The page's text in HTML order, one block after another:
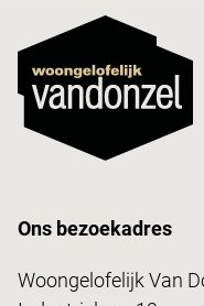
Ons bezoekadres
Woongelofelijk Van